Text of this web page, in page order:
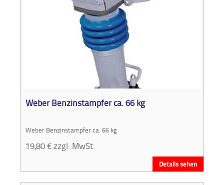
Weber Benzinstampfer ca. 66 kg
Weber Benzinstampfer ca. 66 kg
19,80€ zzgl. MwSt.
Details sehen